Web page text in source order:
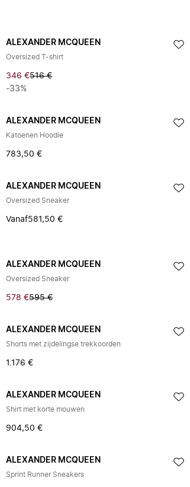
ALEXANDER MCQUEEN
Oversized T-shirt
346 €516 €
-33%
ALEXANDER MCQUEEN
Katoenen Hoodie
783,50 €
ALEXANDER MCQUEEN
Oversized Sneaker
Vanaf581,50 €
ALEXANDER MCQUEEN
Oversized Sneaker
578 €595 €
ALEXANDER MCQUEEN
Shorts met zijdelingse trekkoorden
1.176 €
ALEXANDER MCQUEEN
Shirt met korte mouwen
904,50 €
ALEXANDER MCQUEEN
Sprint Runner Sneakers